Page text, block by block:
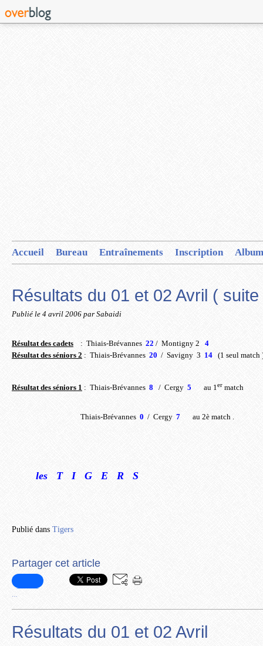
Accueil Bureau Entraînements Inscription
Résultats du 01 et 02 Avril ( suite
Publié le 4 avril 2006 par Sabaidi
Résultat des cadets : Thiais-Brévannes 22 / Montigny 2
4
Résultat des séniors 2 : Thiais-Brévannes 20 / Savigny 3 14 (1 seul match
Résultat des séniors 1 : Thiais-Brévannes 8 / Cergy 5 au 1er match
Thiais-Brévannes 0 / Cergy 7 au 2è match .
les T I G E R S
Publié dans Tigers
Partager cet article
…
Résultats du 01 et 02 Avril